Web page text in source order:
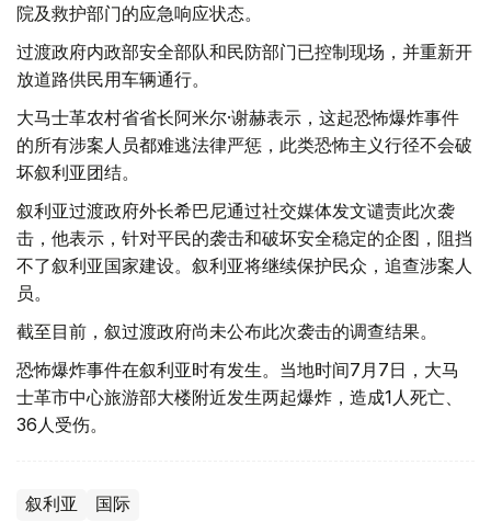
院及救护部门的应急响应状态。
过渡政府内政部安全部队和民防部门已控制现场，并重新开
放道路供民用车辆通行。
大马士革农村省省长阿米尔·谢赫表示，这起恐怖爆炸事件
的所有涉案人员都难逃法律严惩，此类恐怖主义行径不会破
坏叙利亚团结。
叙利亚过渡政府外长希巴尼通过社交媒体发文谴责此次袭
击，他表示，针对平民的袭击和破坏安全稳定的企图，阻挡
不了叙利亚国家建设。叙利亚将继续保护民众，追查涉案人
员。
截至目前，叙过渡政府尚未公布此次袭击的调查结果。
恐怖爆炸事件在叙利亚时有发生。当地时间7月7日，大马
士革市中心旅游部大楼附近发生两起爆炸，造成1人死亡、
36人受伤。
叙利亚 国际